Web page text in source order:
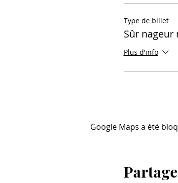
Type de billet
Sûr
Plus d'info
Google Maps a été